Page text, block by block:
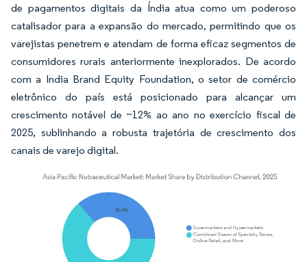
de pagamentos digitais da Índia atua como um poderoso
catalisador para a expansão do mercado, permitindo que os
varejistas penetrem e atendam de forma eficaz segmentos de
consumidores rurais anteriormente inexplorados. De acordo
com a India Brand Equity Foundation, o setor de comércio
eletrônico do país está posicionado para alcançar um
crescimento notável de ~12% ao ano no exercício fiscal de
2025, sublinhando a robusta trajetória de crescimento dos
canais de varejo digital.